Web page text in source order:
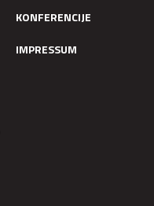
KONFERENCIJE
IMPRESSUM